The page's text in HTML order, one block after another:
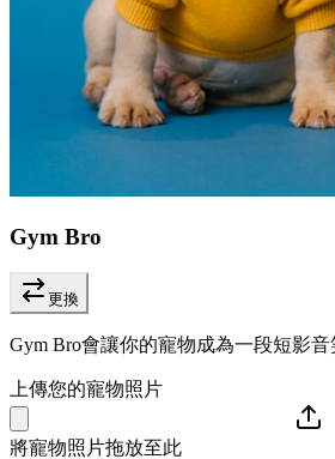
Gym Bro
更換
Gym Bro會讓你的寵物成為一段短影音
上傳您的寵物照片
將寵物照片拖放至此